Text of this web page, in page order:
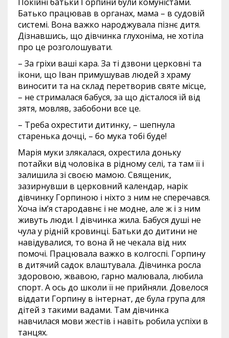
Батько працював в органах, мама – в судовій
системі. Вона важко народжувала пізнє дитя.
Дізнавшись, що дівчинка глухоніма, не хотіла
про це розголошувати.
– За гріхи ваші кара. За ті дзвони церковні та
ікони, що Іван примушував людей з храму
виносити та на склад перетворив святе місце,
– не стрималася бабуся, за що дісталося їй від
зятя, мовляв, забобони все це.
– Треба охрестити дитинку, – шепнула
старенька дочці, – бо мука тобі буде!
Марія муки злякалася, охрестила доньку
потайки від чоловіка в рідному селі, та там її і
залишила зі своєю мамою. Священик,
зазирнувши в церковний календар, нарік
дівчинку Горпиною і ніхто з ним не сперечався.
Хоча ім’я стародавнє і не модне, але ж і з ним
живуть люди. І дівчинка жила. Бабуся душі не
чула у рідній кровинці. Батьки до дитини не
навідувалися, то вона й не чекала від них
помочі. Працювала важко в колгоспі. Горпину
в дитячий садок влаштувала. Дівчинка росла
здоровою, жвавою, гарно малювала, любила
спорт. А ось до школи її не прийняли. Довелося
віддати Горпину в інтернат, де була група для
дітей з такими вадами. Там дівчинка
навчилася мови жестів і навіть робила успіхи в
танцях.